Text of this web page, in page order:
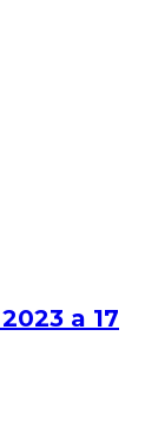
a 17